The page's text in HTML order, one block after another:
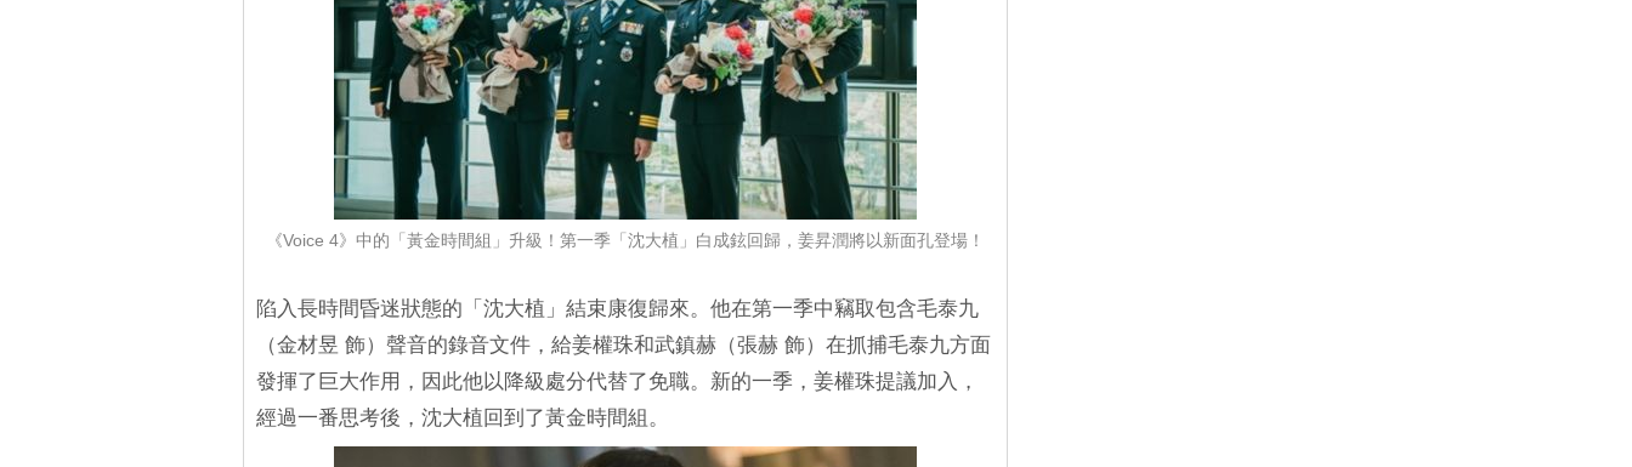
《Voice 4》中的「黃金時間組」升級！第一季「沈大植」白成鉉回歸，姜昇潤將以新面孔登場！
陷入長時間昏迷狀態的「沈大植」結束康復歸來。他在第一季中竊取包含毛泰九
（金材昱 飾）聲音的錄音文件，給姜權珠和武鎮赫（張赫 飾）在抓捕毛泰九方面
發揮了巨大作用，因此他以降級處分代替了免職。新的一季，姜權珠提議加入，
經過一番思考後，沈大植回到了黃金時間組。